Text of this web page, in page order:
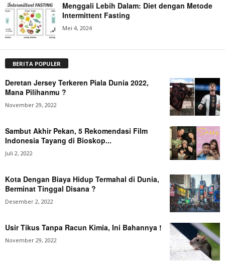
Menggali Lebih Dalam: Diet dengan Metode
Intermittent Fasting
Mei 4, 2024
BERITA POPULER
Deretan Jersey Terkeren Piala Dunia 2022,
Mana Pilihanmu ?
November 29, 2022
Sambut Akhir Pekan, 5 Rekomendasi Film
Indonesia Tayang di Bioskop...
Juli 2, 2022
Kota Dengan Biaya Hidup Termahal di Dunia,
Berminat Tinggal Disana ?
Desember 2, 2022
Usir Tikus Tanpa Racun Kimia, Ini Bahannya !
November 29, 2022